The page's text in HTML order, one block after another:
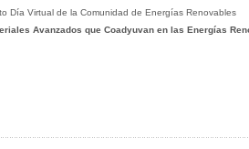
Día Virtual de la Comunidad de Energías Renovables
Avanzados que Coadyuvan en las Energías